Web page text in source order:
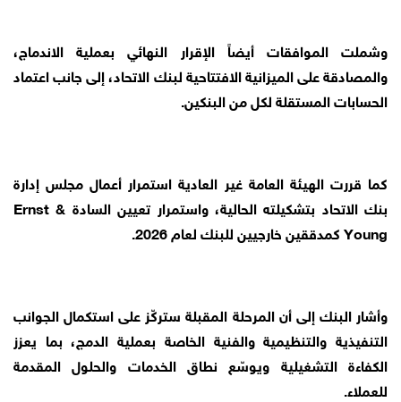
وشملت الموافقات أيضاً الإقرار النهائي بعملية الاندماج،
والمصادقة على الميزانية الافتتاحية لبنك الاتحاد، إلى جانب اعتماد
الحسابات المستقلة لكل من البنكين.
كما قررت الهيئة العامة غير العادية استمرار أعمال مجلس إدارة
بنك الاتحاد بتشكيلته الحالية، واستمرار تعيين السادة Ernst &
Young كمدققين خارجيين للبنك لعام 2026.
وأشار البنك إلى أن المرحلة المقبلة ستركّز على استكمال الجوانب
التنفيذية والتنظيمية والفنية الخاصة بعملية الدمج، بما يعزز
الكفاءة التشغيلية ويوسّع نطاق الخدمات والحلول المقدمة
للعملاء.